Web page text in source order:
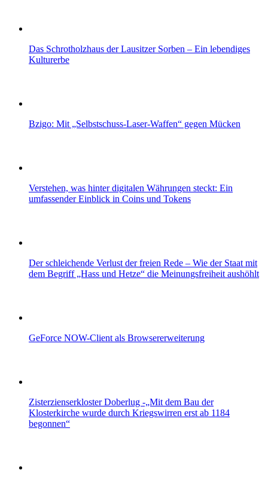
Das Schrotholzhaus der Lausitzer Sorben – Ein lebendiges
Kulturerbe
Bzigo: Mit „Selbstschuss-Laser-Waffen“ gegen Mücken
Verstehen, was hinter digitalen Währungen steckt: Ein
umfassender Einblick in Coins und Tokens
Der schleichende Verlust der freien Rede – Wie der Staat mit
dem Begriff „Hass und Hetze“ die Meinungsfreiheit aushöhlt
GeForce NOW-Client als Browsererweiterung
Zisterzienserkloster Doberlug -„Mit dem Bau der
Klosterkirche wurde durch Kriegswirren erst ab 1184
begonnen“